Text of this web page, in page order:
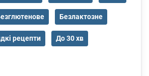
Безлактозне
рецепти До 30 хв